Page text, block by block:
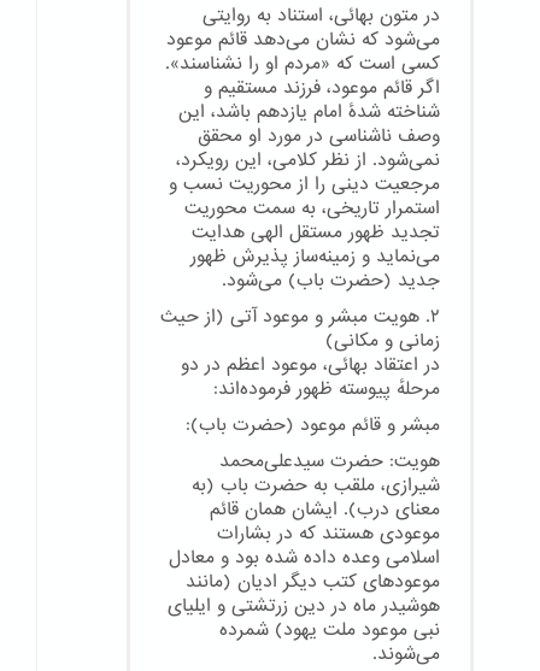
در متون بهائی، استناد به روایتی
می‌شود که نشان می‌دهد قائم موعود
کسی است که «مردم او را نشناسند».
اگر قائم موعود، فرزند مستقیم و
شناخته شدهٔ امام یازدهم باشد، این
وصف ناشناسی در مورد او محقق
نمی‌شود. از نظر کلامی، این رویکرد،
مرجعیت دینی را از محوریت نسب و
استمرار تاریخی، به سمت محوریت
تجدید ظهور مستقل الهی هدایت
می‌نماید و زمینه‌ساز پذیرش ظهور
جدید (حضرت باب) می‌شود.
۲. هویت مبشر و موعود آتی (از حیث
زمانی و مکانی)
در اعتقاد بهائی، موعود اعظم در دو
مرحلهٔ پیوسته ظهور فرموده‌اند:
مبشر و قائم موعود (حضرت باب):
هویت: حضرت سیدعلی‌محمد
شیرازی، ملقب به حضرت باب (به
معنای درب). ایشان همان قائم
موعودی هستند که در بشارات
اسلامی وعده داده شده بود و معادل
موعودهای کتب دیگر ادیان (مانند
هوشیدر ماه در دین زرتشتی و ایلیای
نبی موعود ملت یهود) شمرده
می‌شوند.